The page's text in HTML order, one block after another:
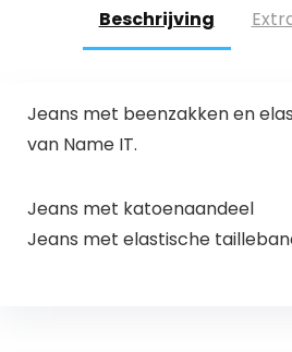
Beschrijving
Jeans met beenzakken en
van Name IT.
Jeans met katoenaandeel
Jeans met elastische